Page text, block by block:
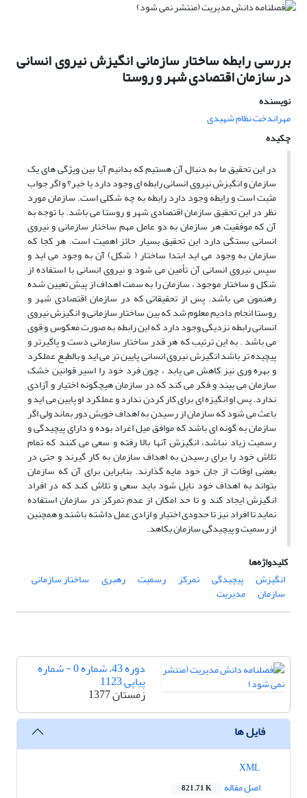
بررسی رابطه ساختار سازمانی انگیزش نیروی انسانی
در سازمان اقتصادی شهر و روستا
نویسنده
مهراندخت نظام شهیدی
چکیده
در این تحقیق ما به دنبال آن هستیم که بدانیم آیا بین ویژگی های یک
سازمان و انگیزش نیروی انسانی رابطه ای وجود دارد یا خیر؟ و اگر جواب
مثبت است و رابطه وجود دارد رابطه به چه شکلی است. سازمان مورد
نظر در این تحقیق سازمان اقتصادی شهر و روستا می باشد. با توجه به
آن که موفقیت هر سازمان به دو عامل مهم ساختار سازمانی و نیروی
انسانی بستگی دارد این تحقیق بسیار حائز اهمیت است. هر کجا که
سازمان به وجود می اید ابتدا ساختار ( شکل) آن به وجود می اید و
سپس نیروی انسانی آن تأمین می شود و نیروی انسانی با استفاده از
شکل و ساختار موجود ، سازمان را به سمت اهداف از پیش تعیین شده
رهنمون می باشد. پس از تحقیقاتی که در سازمان اقتصادی شهر و
روستا انجام دادیم معلوم شد که بین ساختار سازمانی و انگیزش نیروی
انسانی رابطه نزدیکی وجود دارد که این رابطه به صورت معکوس و قوی
می باشد . به این ترتیب که هر قدر ساختار سازمانی دست و پاگیرتر و
پیچیده تر باشد انگیزش نیروی انسانی پایین تر می اید و بالطبع عملکرد
و بهره وری نیز کاهش می یابد ، چون فرد خود را اسیر قوانین خشک
سازمان می بیند و فکر می کند که در سازمان هیچگونه اختیار و آزادی
ندارد. پس او انگیزه ای برای کار کردن ندارد و عملکرد او پایین می اید و
باعث می شود که سازمان از رسیدن به اهداف خویش دور بماند ولی اگر
سازمان به گونه ای باشد که موافق میل اغراد بوده و دارای پیچیدگی و
رسمیت زیاد نباشد، انگیزش آنها بالا رفته و سعی می کنند که تمام
تلاش خود را برای رسیدن به اهداف سازمان به کار گیرند و حتی در
بعضی اوقات از جان خود مایه گذارند. بنابراین برای آن که سازمان
بتواند به اهداف خود نایل شود باید سعی و تلاش کند که در افراد
انگیزش ایجاد کند و تا حد امکان از عدم تمرکز در سازمان استفاده
نماید تا افراد نیز تا حدودی اختیار و ازادی عمل داشته باشند و همچنین
از رسمیت و پیچیدگی سازمان بکاهد.
کلیدواژه‌ها
انگیزش
پیچیدگی تمرکز رسمیت رهبری ساختار سازمانی
سازمان مدیریت
دوره 43، شماره 0 - شماره
پیاپی 1123
زمستان 1377
فایل ها
اصل مقاله
821.71 K